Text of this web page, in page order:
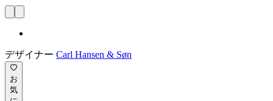
デザイナー Carl Hansen & Søn
お
気